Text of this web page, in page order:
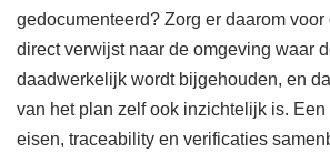
gedocumenteerd? Zorg er daarom voor
direct verwijst naar de omgeving waar
daadwerkelijk wordt bijgehouden, en
van het plan zelf ook inzichtelijk is.
eisen, traceability en verificaties